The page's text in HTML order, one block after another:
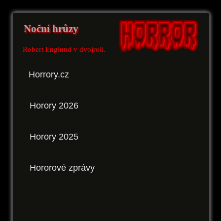
Noční hrůzy
Robert Englund v dvojroli.
Horrory.cz
Horory 2026
Horory 2025
Hororové zprávy